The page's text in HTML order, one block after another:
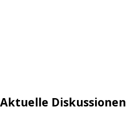
Aktuelle Diskussionen